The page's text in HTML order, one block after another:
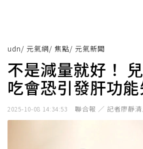
udn/ 元氣網/ 焦點/ 元氣新聞
不是減量就好！
吃會恐引發肝功
2025-10-08 14:34:53 聯合報 ／ 記者廖靜